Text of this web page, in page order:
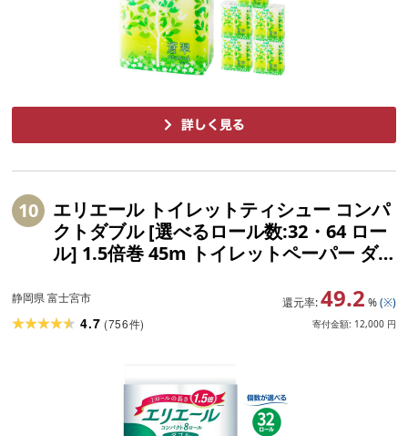
10
エリエール トイレットティシュー コンパ
クトダブル [選べるロール数:32・64 ロー
ル] 1.5倍巻 45m トイレットペーパー ダ
備蓄 ふるさと納税 ふるさと 送料無料 静
岡県 富士宮市
静岡県 富士宮市 還元率: 49.2 % (※)
寄付金額: 12,000 円
4.7 (756件)